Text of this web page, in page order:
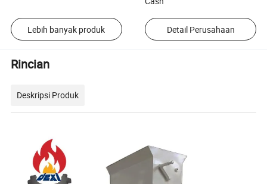
Lebih banyak produk Detail Perusahaan
Rincian
Deskripsi Produk